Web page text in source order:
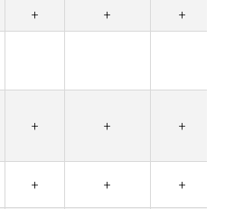
+ +
+
+ + +
+ + +